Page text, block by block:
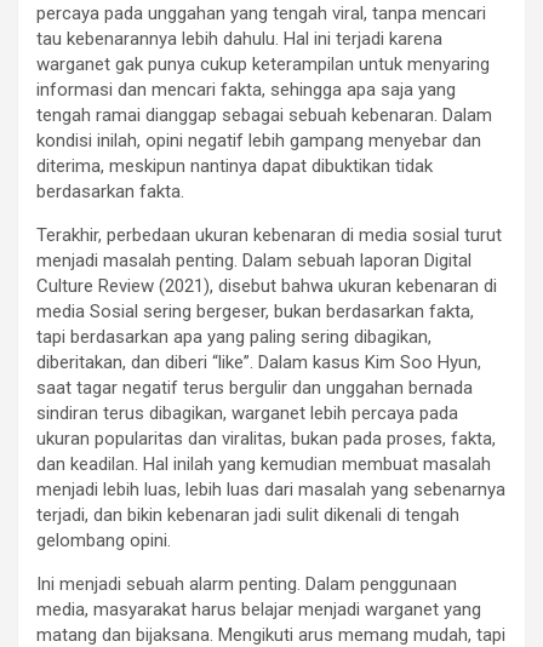
percaya pada unggahan yang tengah viral, tanpa mencari
tau kebenarannya lebih dahulu. Hal ini terjadi karena
warganet gak punya cukup keterampilan untuk menyaring
informasi dan mencari fakta, sehingga apa saja yang
tengah ramai dianggap sebagai sebuah kebenaran. Dalam
kondisi inilah, opini negatif lebih gampang menyebar dan
diterima, meskipun nantinya dapat dibuktikan tidak
berdasarkan fakta.
Terakhir, perbedaan ukuran kebenaran di media sosial turut
menjadi masalah penting. Dalam sebuah laporan Digital
Culture Review (2021), disebut bahwa ukuran kebenaran di
media Sosial sering bergeser, bukan berdasarkan fakta,
tapi berdasarkan apa yang paling sering dibagikan,
diberitakan, dan diberi “like”. Dalam kasus Kim Soo Hyun,
saat tagar negatif terus bergulir dan unggahan bernada
sindiran terus dibagikan, warganet lebih percaya pada
ukuran popularitas dan viralitas, bukan pada proses, fakta,
dan keadilan. Hal inilah yang kemudian membuat masalah
menjadi lebih luas, lebih luas dari masalah yang sebenarnya
terjadi, dan bikin kebenaran jadi sulit dikenali di tengah
gelombang opini.
Ini menjadi sebuah alarm penting. Dalam penggunaan
media, masyarakat harus belajar menjadi warganet yang
matang dan bijaksana. Mengikuti arus memang mudah, tapi